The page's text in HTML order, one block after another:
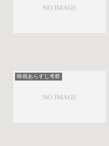
映画あらすじ考察